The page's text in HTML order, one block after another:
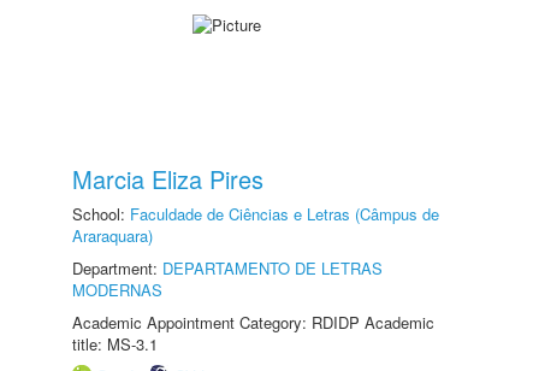
Marcia Eliza Pires
School: Faculdade de Ciências e Letras (Câmpus de
Araraquara)
Department: DEPARTAMENTO DE LETRAS
MODERNAS
Academic Appointment Category: RDIDP Academic
title: MS-3.1